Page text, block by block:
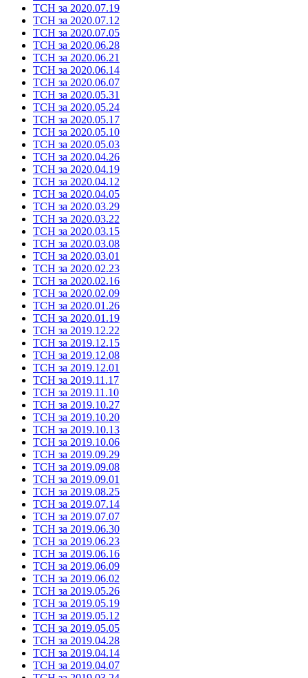
ТСН за 2020.07.19
ТСН за 2020.07.12
ТСН за 2020.07.05
ТСН за 2020.06.28
ТСН за 2020.06.21
ТСН за 2020.06.14
ТСН за 2020.06.07
ТСН за 2020.05.31
ТСН за 2020.05.24
ТСН за 2020.05.17
ТСН за 2020.05.10
ТСН за 2020.05.03
ТСН за 2020.04.26
ТСН за 2020.04.19
ТСН за 2020.04.12
ТСН за 2020.04.05
ТСН за 2020.03.29
ТСН за 2020.03.22
ТСН за 2020.03.15
ТСН за 2020.03.08
ТСН за 2020.03.01
ТСН за 2020.02.23
ТСН за 2020.02.16
ТСН за 2020.02.09
ТСН за 2020.01.26
ТСН за 2020.01.19
ТСН за 2019.12.22
ТСН за 2019.12.15
ТСН за 2019.12.08
ТСН за 2019.12.01
ТСН за 2019.11.17
ТСН за 2019.11.10
ТСН за 2019.10.27
ТСН за 2019.10.20
ТСН за 2019.10.13
ТСН за 2019.10.06
ТСН за 2019.09.29
ТСН за 2019.09.08
ТСН за 2019.09.01
ТСН за 2019.08.25
ТСН за 2019.07.14
ТСН за 2019.07.07
ТСН за 2019.06.30
ТСН за 2019.06.23
ТСН за 2019.06.16
ТСН за 2019.06.09
ТСН за 2019.06.02
ТСН за 2019.05.26
ТСН за 2019.05.19
ТСН за 2019.05.12
ТСН за 2019.05.05
ТСН за 2019.04.28
ТСН за 2019.04.14
ТСН за 2019.04.07